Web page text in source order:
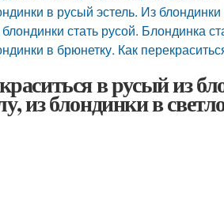
в русый эстель. Из
блондинки стать русой. Блондинка
в брюнетку. Как
в русый из
из блондинки в